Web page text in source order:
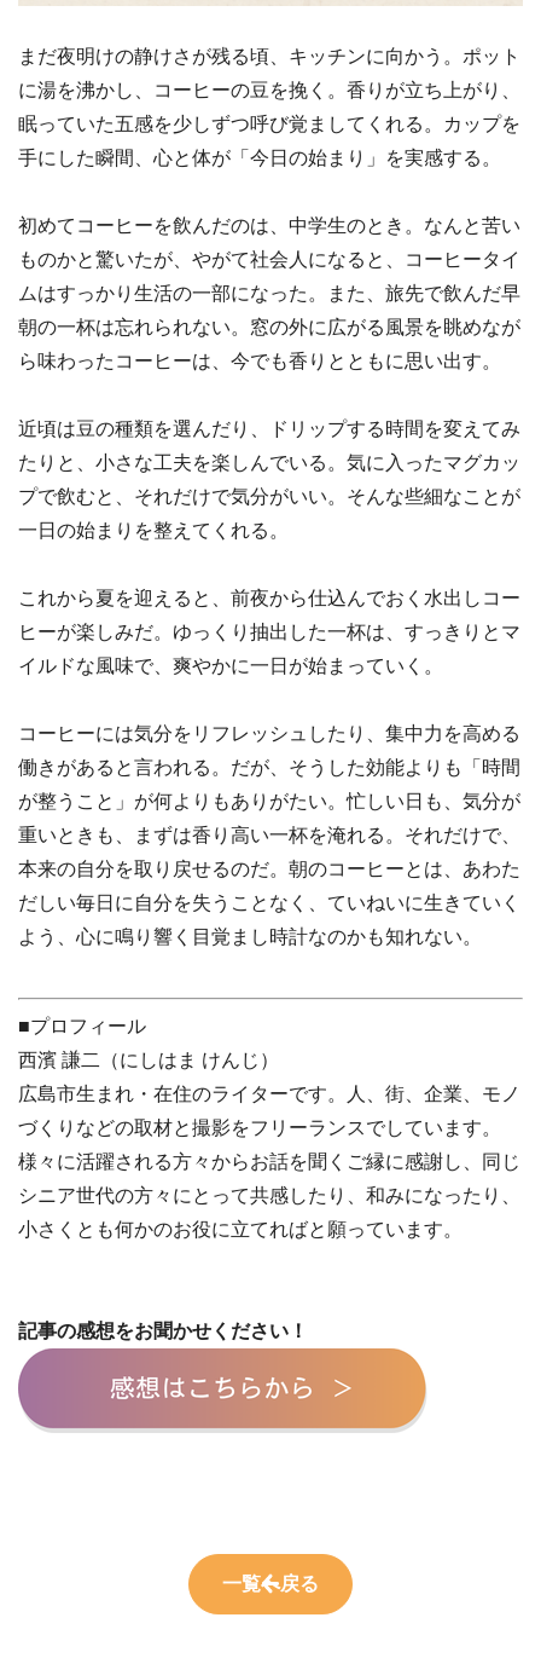
まだ夜明けの静けさが残る頃、キッチンに向かう。ポット
に湯を沸かし、コーヒーの豆を挽く。香りが立ち上がり、
眠っていた五感を少しずつ呼び覚ましてくれる。カップを
手にした瞬間、心と体が「今日の始まり」を実感する。
初めてコーヒーを飲んだのは、中学生のとき。なんと苦い
ものかと驚いたが、やがて社会人になると、コーヒータイ
ムはすっかり生活の一部になった。また、旅先で飲んだ早
朝の一杯は忘れられない。窓の外に広がる風景を眺めなが
ら味わったコーヒーは、今でも香りとともに思い出す。
近頃は豆の種類を選んだり、ドリップする時間を変えてみ
たりと、小さな工夫を楽しんでいる。気に入ったマグカッ
プで飲むと、それだけで気分がいい。そんな些細なことが
一日の始まりを整えてくれる。
これから夏を迎えると、前夜から仕込んでおく水出しコー
ヒーが楽しみだ。ゆっくり抽出した一杯は、すっきりとマ
イルドな風味で、爽やかに一日が始まっていく。
コーヒーには気分をリフレッシュしたり、集中力を高める
働きがあると言われる。だが、そうした効能よりも「時間
が整うこと」が何よりもありがたい。忙しい日も、気分が
重いときも、まずは香り高い一杯を淹れる。それだけで、
本来の自分を取り戻せるのだ。朝のコーヒーとは、あわた
だしい毎日に自分を失うことなく、ていねいに生きていく
よう、心に鳴り響く目覚まし時計なのかも知れない。
■プロフィール
西濱 謙二（にしはま けんじ）
広島市生まれ・在住のライターです。人、街、企業、モノ
づくりなどの取材と撮影をフリーランスでしています。
様々に活躍される方々からお話を聞くご縁に感謝し、同じ
シニア世代の方々にとって共感したり、和みになったり、
小さくとも何かのお役に立てればと願っています。
記事の感想をお聞かせください！
一覧へ戻る